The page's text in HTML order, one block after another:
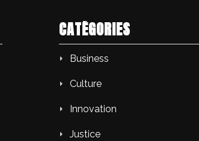
CATÉGORIES
Business
Culture
Innovation
Justice